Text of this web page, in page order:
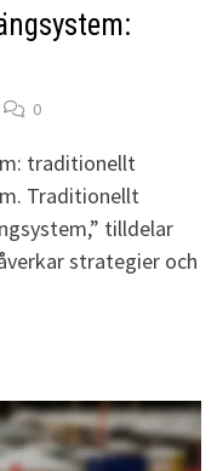
0
traditionellt
Traditionellt
tilldelar
strategier och